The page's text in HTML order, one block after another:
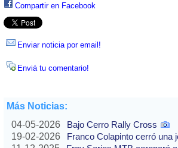
Compartir en Facebook
Enviar noticia por email!
Enviá tu comentario!
Más Noticias:
04-05-2026
Bajo Cerro Rally Cross
19-02-2026
Franco Colapinto cerró una